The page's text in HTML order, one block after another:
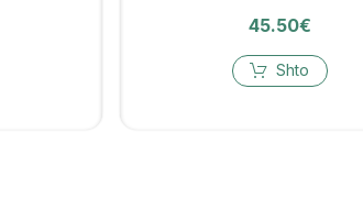
45.50€
Shto